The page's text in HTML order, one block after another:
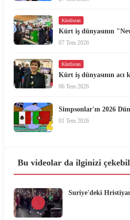
Kürdistan
Kürt iş dünyasının
07 Tem 2026
Kürdistan
Kürt iş dünyasının acı
06 Tem 2026
Simpsonlar'ın 2026
01 Tem 2026
Bu videolar da ilginizi
Suriye'deki